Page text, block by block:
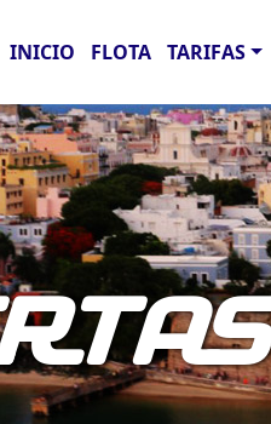
INICIO FLOTA TARIFAS